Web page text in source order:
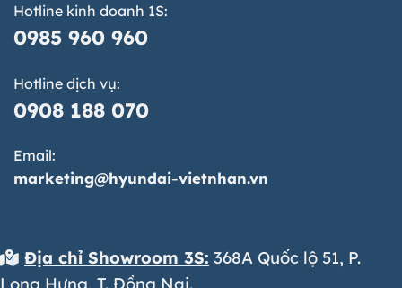
Hotline kinh doanh 1S:
0985 960 960
Hotline dịch vụ:
0908 188 070
Email:
marketing@hyundai-vietnhan.vn
Địa chỉ Showroom 3S: 368A Quốc lộ 51, P.